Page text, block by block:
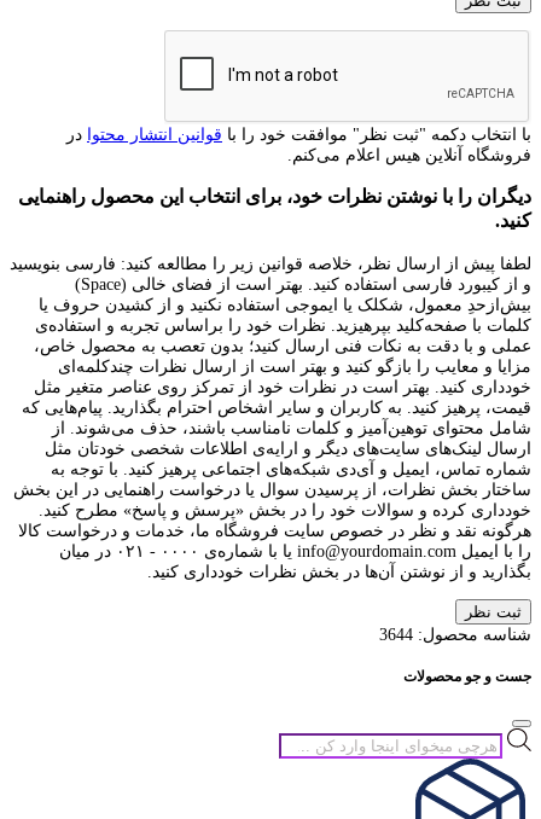
با انتخاب دکمه "ثبت نظر" موافقت خود را با قوانین انتشار محتوا در
فروشگاه آنلاین هیس اعلام می‌کنم.
دیگران را با نوشتن نظرات خود، برای انتخاب این محصول راهنمایی
کنید.
لطفا پیش از ارسال نظر، خلاصه قوانین زیر را مطالعه کنید: فارسی بنویسید
و از کیبورد فارسی استفاده کنید. بهتر است از فضای خالی (Space)
بیش‌از‌حدِ معمول، شکلک یا ایموجی استفاده نکنید و از کشیدن حروف یا
کلمات با صفحه‌کلید بپرهیزید. نظرات خود را براساس تجربه و استفاده‌ی
عملی و با دقت به نکات فنی ارسال کنید؛ بدون تعصب به محصول خاص،
مزایا و معایب را بازگو کنید و بهتر است از ارسال نظرات چندکلمه‌‌ای
خودداری کنید. بهتر است در نظرات خود از تمرکز روی عناصر متغیر مثل
قیمت، پرهیز کنید. به کاربران و سایر اشخاص احترام بگذارید. پیام‌هایی که
شامل محتوای توهین‌آمیز و کلمات نامناسب باشند، حذف می‌شوند. از
ارسال لینک‌های سایت‌های دیگر و ارایه‌ی اطلاعات شخصی خودتان مثل
شماره تماس، ایمیل و آی‌دی شبکه‌های اجتماعی پرهیز کنید. با توجه به
ساختار بخش نظرات، از پرسیدن سوال یا درخواست راهنمایی در این بخش
خودداری کرده و سوالات خود را در بخش «پرسش و پاسخ» مطرح کنید.
هرگونه نقد و نظر در خصوص سایت فروشگاه ما، خدمات و درخواست کالا
را با ایمیل info@yourdomain.com یا با شماره‌ی ۰۰۰۰ - ۰۲۱ در میان
بگذارید و از نوشتن آن‌ها در بخش نظرات خودداری کنید.
ثبت نظر
شناسه محصول: 3644
جست و جو محصولات
جستجوی
محصولات